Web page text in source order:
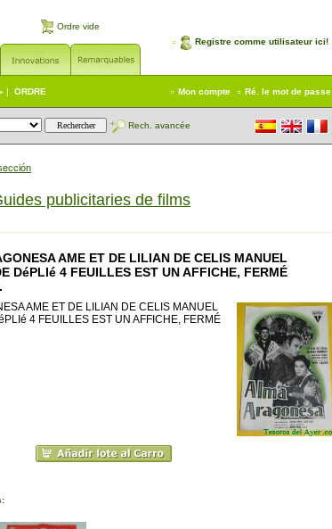
Ordre vide
Registre comme utilisateur ici!
| ORDRE Mon compte Ré. le mot de passe
Rech. avancée
publicitaries de films
AME ET DE LILIAN DE CELIS MANUEL
DéPLIé 4 FEUILLES EST UN AFFICHE, FERMÉ
AME ET DE LILIAN DE CELIS MANUEL
4 FEUILLES EST UN AFFICHE, FERMÉ